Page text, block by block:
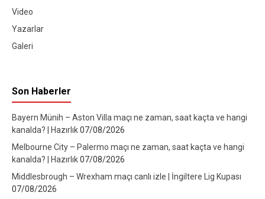
Video
Yazarlar
Galeri
Son Haberler
Bayern Münih – Aston Villa maçı ne zaman, saat kaçta ve hangi
kanalda? | Hazırlık07/08/2026
Melbourne City – Palermo maçı ne zaman, saat kaçta ve hangi
kanalda? | Hazırlık07/08/2026
Middlesbrough – Wrexham maçı canlı izle | İngiltere Lig Kupası
07/08/2026